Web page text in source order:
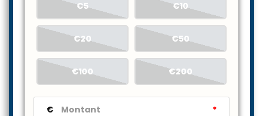
€5 €10
€20 €50
€100 €200
€ *